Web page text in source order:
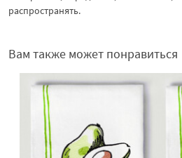
распространять.
Вам также может понравиться